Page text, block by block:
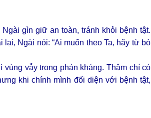
gìn giữ an toàn, tránh khỏi bệnh tật.
Ngài nói: “Ai muốn theo Ta, hãy từ bỏ
vẫy trong phản kháng. Thậm chí có
khi chính mình đối diện với bệnh tật,